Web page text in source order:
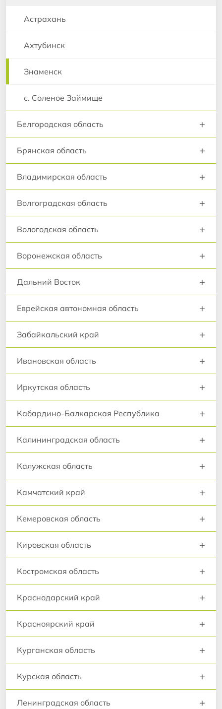
Астрахань
Ахтубинск
Знаменск
с. Соленое Займище
Белгородская область +
Брянская область +
Владимирская область +
Волгоградская область +
Вологодская область +
Воронежская область +
Дальний Восток +
Еврейская автономная область +
Забайкальский край +
Ивановская область +
Иркутская область +
Кабардино-Балкарская Республика +
Калининградская область +
Калужская область +
Камчатский край +
Кемеровская область +
Кировская область +
Костромская область +
Краснодарский край +
Красноярский край +
Курганская область +
Курская область +
Ленинградская область +